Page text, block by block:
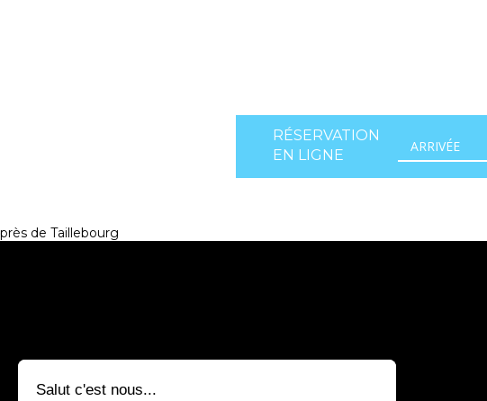
RÉSERVATION
EN LIGNE
près de Taillebourg
Salut c'est nous...